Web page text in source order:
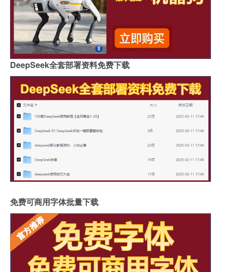
DeepSeek全套部署资料免费下载
免费可商用字体批量下载